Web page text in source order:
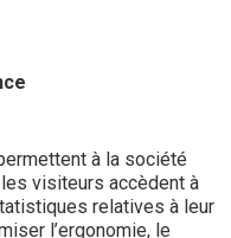
à la société
visiteurs accèdent à
relatives à leur
l’ergonomie, le